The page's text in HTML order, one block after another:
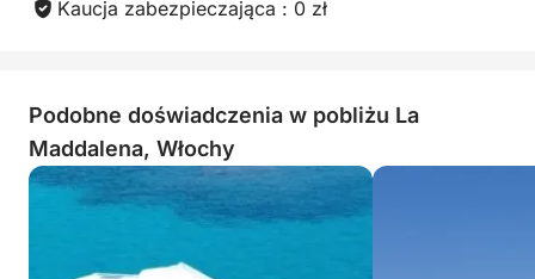
Kaucja zabezpieczająca : 0 zł
Podobne doświadczenia w pobliżu La
Maddalena, Włochy